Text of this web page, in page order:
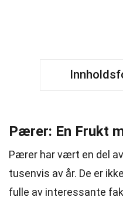
Pærer: En Frukt
Pærer har vært en del
tusenvis av år. De er
fulle av interessante